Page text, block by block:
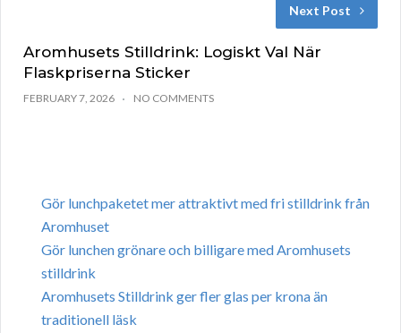
Next Post
Aromhusets Stilldrink: Logiskt Val När
Flaskpriserna Sticker
FEBRUARY 7, 2026 NO COMMENTS
Gör lunchpaketet mer attraktivt med fri stilldrink från
Aromhuset
Gör lunchen grönare och billigare med Aromhusets
stilldrink
Aromhusets Stilldrink ger fler glas per krona än
traditionell läsk